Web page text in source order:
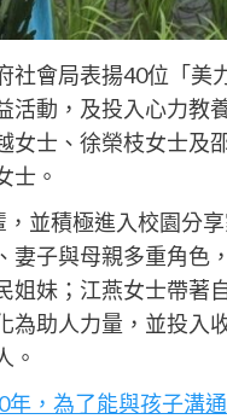
社會局表揚40位「美
動，及投入心力教
女士、徐榮枝女士及
士。
並積極進入校園分
妻子與母親多重角色
妹；江燕女士帶著
為助人力量，並投入
。
，為了能與孩子溝